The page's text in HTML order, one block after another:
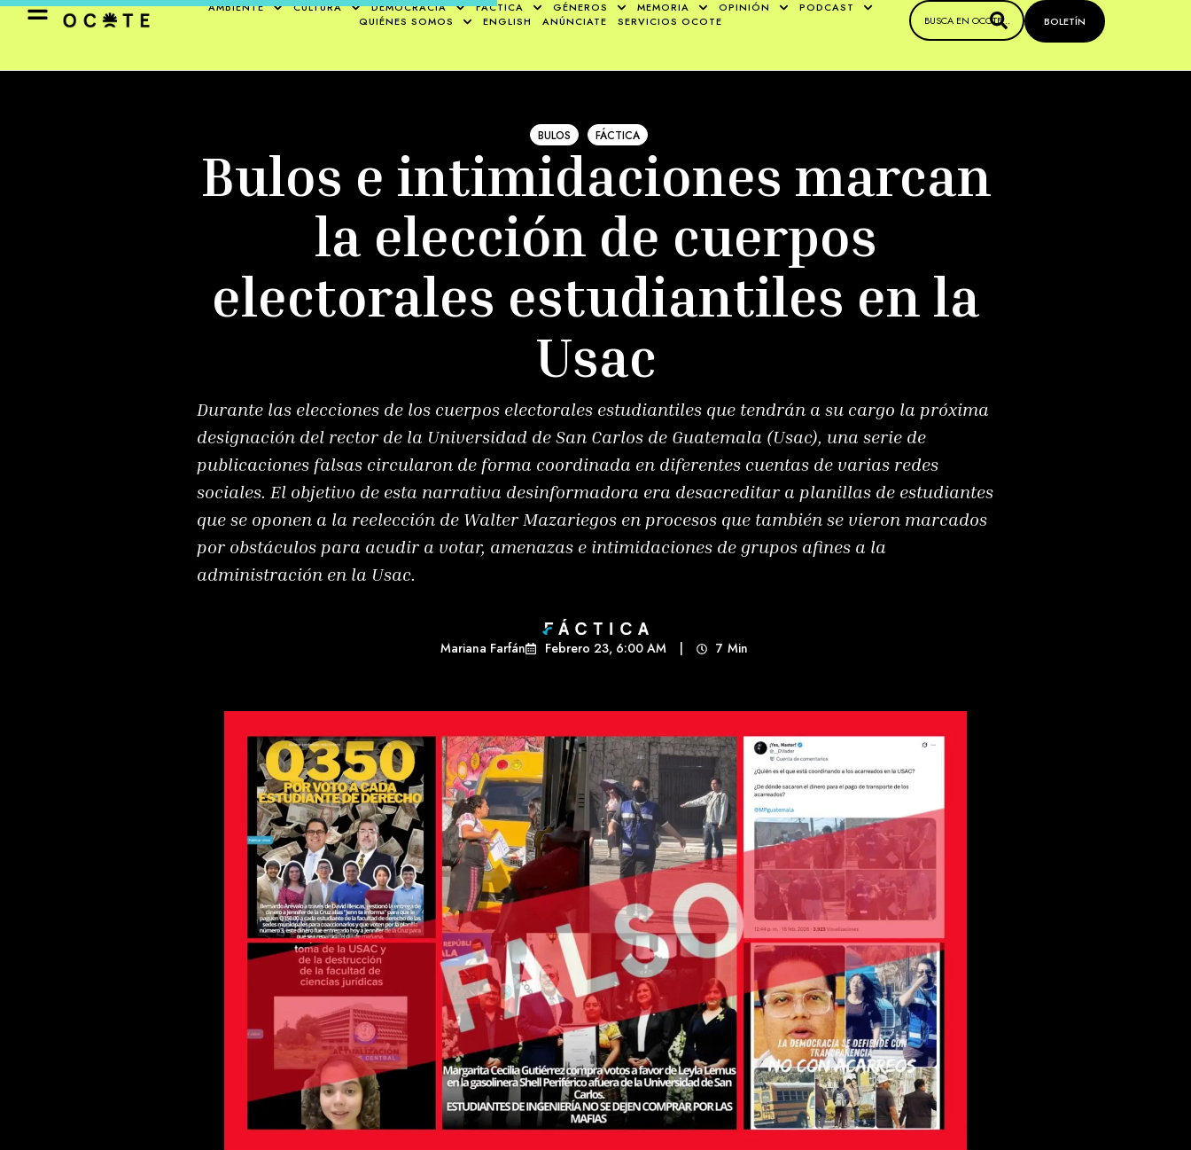
AMBIENTE CULTURA DEMOCRACIA FÁCTICA GÉNEROS MEMORIA OPINIÓN
PODCAST
QUIÉNES SOMOS
ENGLISH ANÚNCIATE SERVICIOS OCOTE BOLETÍN
BULOS FÁCTICA
Bulos e intimidaciones marcan
la elección de cuerpos
electorales estudiantiles en la
Usac
Durante las elecciones de los cuerpos electorales estudiantiles que tendrán a su cargo la próxima
designación del rector de la Universidad de San Carlos de Guatemala (Usac), una serie de
publicaciones falsas circularon de forma coordinada en diferentes cuentas de varias redes
sociales. El objetivo de esta narrativa desinformadora era desacreditar a planillas de estudiantes
que se oponen a la reelección de Walter Mazariegos en procesos que también se vieron marcados
por obstáculos para acudir a votar, amenazas e intimidaciones de grupos afines a la
administración en la Usac.
Mariana Farfán Febrero 23, 6:00 AM 7 Min